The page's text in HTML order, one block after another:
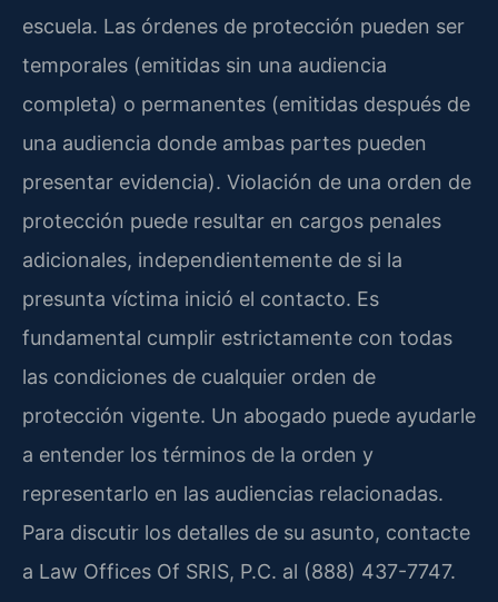
escuela. Las órdenes de protección pueden ser
temporales (emitidas sin una audiencia
completa) o permanentes (emitidas después de
una audiencia donde ambas partes pueden
presentar evidencia). Violación de una orden de
protección puede resultar en cargos penales
adicionales, independientemente de si la
presunta víctima inició el contacto. Es
fundamental cumplir estrictamente con todas
las condiciones de cualquier orden de
protección vigente. Un abogado puede ayudarle
a entender los términos de la orden y
representarlo en las audiencias relacionadas.
Para discutir los detalles de su asunto, contacte
a Law Offices Of SRIS, P.C. al (888) 437-7747.